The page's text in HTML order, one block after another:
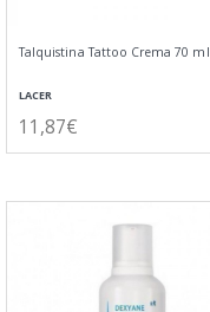
Talquistina Tattoo Crema 70 ml
LACER
11,87€